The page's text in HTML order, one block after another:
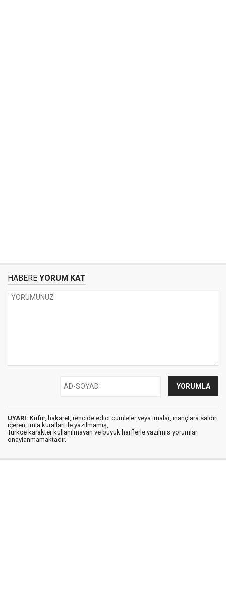
HABERE YORUM KAT
UYARI: Küfür, hakaret, rencide edici cümleler veya imalar, inançlara saldırı
içeren, imla kuralları ile yazılmamış,
Türkçe karakter kullanılmayan ve büyük harflerle yazılmış yorumlar
onaylanmamaktadır.